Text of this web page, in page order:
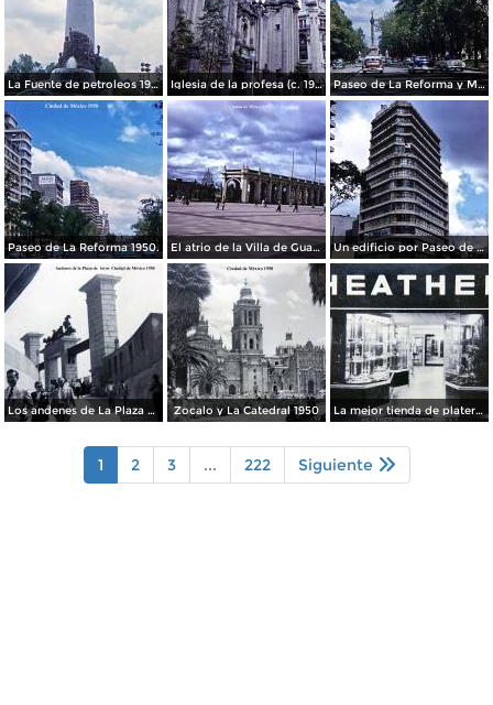
La Fuente de petroleos 1950. Iglesia de la profesa (c. 1950) Paseo de La Reforma y Mto a La Independencia 1950
Paseo de La Reforma 1950. El atrio de la Villa de Guadalupe 1950. Un edificio por Paseo de La Reforma 1950
Los andenes de La Plaza de toros Ciudad de México 1950 Zocalo y La Catedral 1950 La mejor tienda de plateria.
1 2 3 ... 222 Siguiente